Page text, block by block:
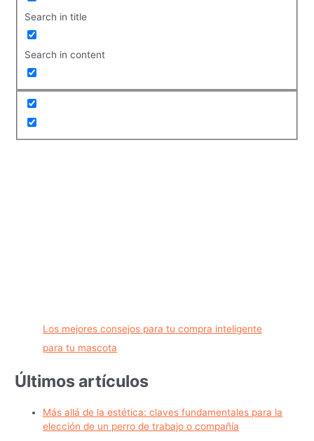
Search in title
Search in content
Los mejores consejos para tu compra inteligente
para tu mascota
Últimos artículos
Más allá de la estética: claves fundamentales para la
elección de un perro de trabajo o compañía